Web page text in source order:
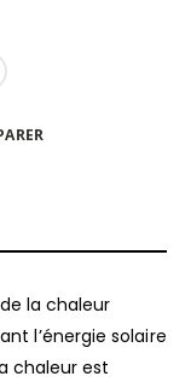
la chaleur
l’énergie solaire
chaleur est